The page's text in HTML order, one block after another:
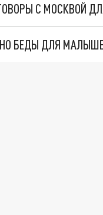
БЕДЫ ДЛЯ